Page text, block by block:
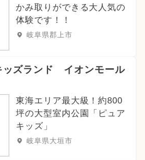
かみ取りができる大人気の
体験です！！
岐阜県郡上市
ッズランド イオンモール
東海エリア最大級！約800
坪の大型室内公園「ピュア
キッズ」
岐阜県大垣市